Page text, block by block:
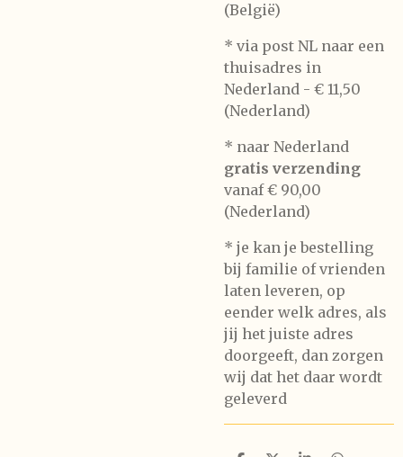
(België)
* via post NL naar een
thuisadres in
Nederland - € 11,50
(Nederland)
* naar Nederland
gratis verzending
vanaf € 90,00
(Nederland)
* je kan je bestelling
bij familie of vrienden
laten leveren, op
eender welk adres, als
jij het juiste adres
doorgeeft, dan zorgen
wij dat het daar wordt
geleverd